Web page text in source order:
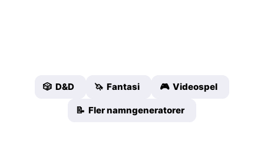
🎲 D&D 🦄 Fantasi 🎮 Videospel
📝 Fler namngeneratorer